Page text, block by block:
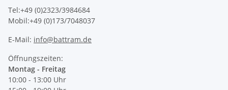
Tel:+49 (0)2323/3984684
Mobil:+49 (0)173/7048037
E-Mail: info@battram.de
Öffnungszeiten:
Montag - Freitag
10:00 - 13:00 Uhr